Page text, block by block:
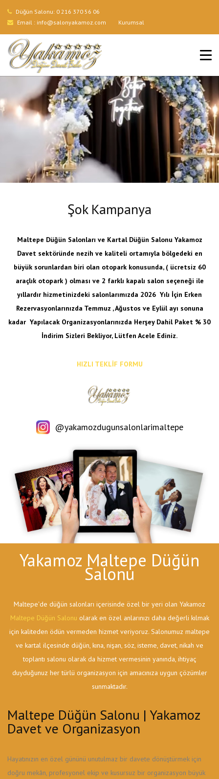
Düğün Salonu: 0 216 370 56 06
Email : info@salonyakamoz.com Kurumsal
ANA SAYFA
HIZMETLERIMIZ
MENÜLER
GALERI
BLOG
İLETIŞIM
Şok Kampanya
Maltepe Düğün Salonları ve Kartal Düğün Salonu Yakamoz
Davet sektöründe nezih ve kaliteli ortamıyla bölgedeki en
büyük sorunlardan biri olan otopark konusunda, ( ücretsiz 60
araçlık otopark ) olması ve 2 farklı kapalı salon seçeneği ile
yıllardır hizmetinizdeki salonlarımızda 2026 Yılı İçin Erken
Rezervasyonlarınızda Temmuz , Ağustos ve Eylül ayı sonuna
kadar Yapılacak Organizasyonlarınızda Herşey Dahil Paket % 30
İndirim Sizleri Bekliyor, Lütfen Acele Ediniz.
HIZLI TEKLİF FORMU
@yakamozdugunsalonlarimaltepe
Yakamoz Maltepe Düğün
Salonu
Maltepe'de düğün salonları içerisinde özel bir yeri olan Yakamoz
Maltepe Düğün Salonu olarak en özel anlarınızı daha değerli kılmak
için kaliteden ödün vermeden hizmet veriyoruz. Salonumuz maltepe
ve kartal ilçesinde düğün, kına, nişan, söz, isteme, davet, nikah ve
toplantı salonu olarak da hizmet vermesinin yanında, ihtiyaç
duyduğunuz her türlü organizasyon için amacınıza uygun çözümler
sunmaktadır.
Maltepe Düğün Salonu | Yakamoz
Davet ve Organizasyon
Hayatınızın en özel gününü unutulmaz bir davete dönüştürmek için
doğru mekân, profesyonel ekip ve kusursuz bir organizasyon büyük